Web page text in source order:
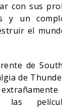
con sus
y un
el
de
de
las